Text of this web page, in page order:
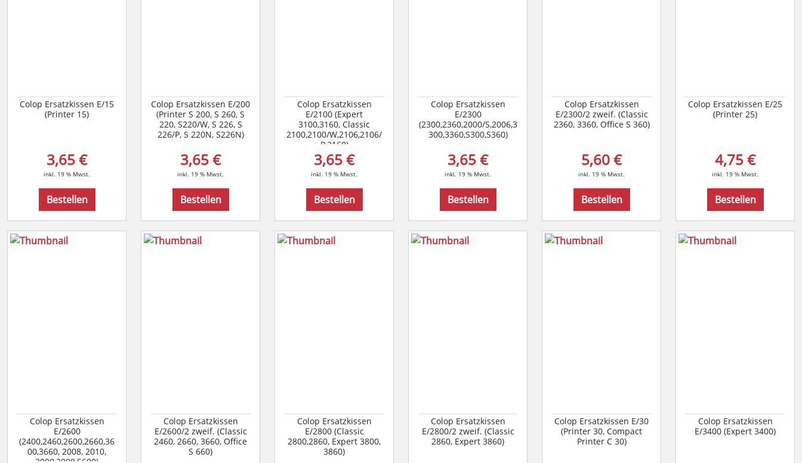
Colop Ersatzkissen E/15
(Printer 15)
3,65 €
inkl. 19 % Mwst.
Bestellen
Colop Ersatzkissen E/200
(Printer S 200, S 260, S
220, S220/W, S 226, S
226/P, S 220N, S226N)
3,65 €
inkl. 19 % Mwst.
Bestellen
Colop Ersatzkissen
E/2100 (Expert
3100,3160, Classic
2100,2100/W,2106,2106/
P,2160)
3,65 €
inkl. 19 % Mwst.
Bestellen
Colop Ersatzkissen
E/2300
(2300,2360,2000/S,2006,3
300,3360,S300,S360)
3,65 €
inkl. 19 % Mwst.
Bestellen
Colop Ersatzkissen
E/2300/2 zweif. (Classic
2360, 3360, Office S 360)
5,60 €
inkl. 19 % Mwst.
Bestellen
Colop Ersatzkissen E/25
(Printer 25)
4,75 €
inkl. 19 % Mwst.
Bestellen
Colop Ersatzkissen
E/2600
(2400,2460,2600,2660,36
00,3660, 2008, 2010,
Colop Ersatzkissen
E/2600/2 zweif. (Classic
2460, 2660, 3660, Office
S 660)
Colop Ersatzkissen
E/2800 (Classic
2800,2860, Expert 3800,
3860)
Colop Ersatzkissen
E/2800/2 zweif. (Classic
2860, Expert 3860)
Colop Ersatzkissen E/30
(Printer 30, Compact
Printer C 30)
Colop Ersatzkissen
E/3400 (Expert 3400)